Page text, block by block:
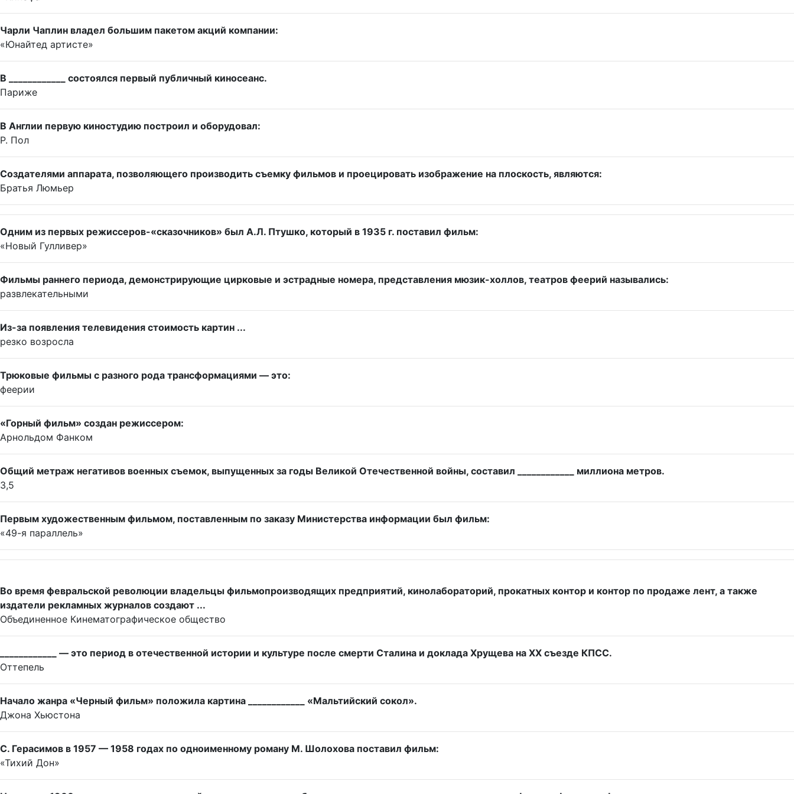
Чарли Чаплин владел большим пакетом акций компании:
«Юнайтед артисте»
В ____________ состоялся первый публичный киносеанс.
Париже
В Англии первую киностудию построил и оборудовал:
Р. Пол
Создателями аппарата, позволяющего производить съемку фильмов и проецировать изображение на плоскость, являются:
Братья Люмьер
Одним из первых режиссеров-«сказочников» был А.Л. Птушко, который в 1935 г. поставил фильм:
«Новый Гулливер»
Фильмы раннего периода, демонстрирующие цирковые и эстрадные номера, представления мюзик-холлов, театров феерий назывались:
развлекательными
Из-за появления телевидения стоимость картин ...
резко возросла
Трюковые фильмы с разного рода трансформациями — это:
феерии
«Горный фильм» создан режиссером:
Арнольдом Фанком
Общий метраж негативов военных съемок, выпущенных за годы Великой Отечественной войны, составил ____________ миллиона метров.
3,5
Первым художественным фильмом, поставленным по заказу Министерства информации был фильм:
«49-я параллель»
Во время февральской революции владельцы фильмопроизводящих предприятий, кинолабораторий, прокатных контор и контор по продаже лент, а также
издатели рекламных журналов создают ...
Объединенное Кинематографическое общество
____________ — это период в отечественной истории и культуре после смерти Сталина и доклада Хрущева на XX съезде КПСС.
Оттепель
Начало жанра «Черный фильм» положила картина ____________ «Мальтийский сокол».
Джона Хьюстона
С. Герасимов в 1957 — 1958 годах по одноименному роману М. Шолохова поставил фильм:
«Тихий Дон»